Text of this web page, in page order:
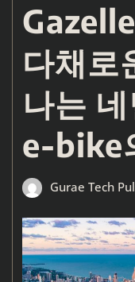
다채로
나는
e-bike
Gurae Tech